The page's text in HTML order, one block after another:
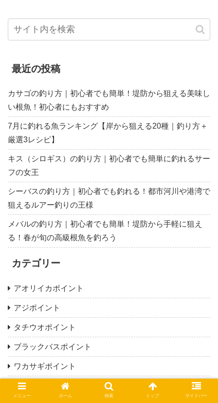
最近の投稿
カサゴの釣り方｜初心者でも簡単！堤防から狙える美味し
い根魚！初心者にもおすすめ
7月に釣れる魚ランキング【岸から狙える20種｜釣り方＋
厳選3レシピ】
キス（シロギス）の釣り方｜初心者でも簡単に釣れるサー
フの女王
シーバスの釣り方｜初心者でも釣れる！都市河川や港湾で
狙えるルアー釣りの王様
メバルの釣り方｜初心者でも簡単！堤防から手軽に狙え
る！春が旬の高級根魚を釣ろう
カテゴリー
アオリイカポイント
アジポイント
タチウオポイント
ブラックバスポイント
ワカサギポイント
三重県の釣り場一覧
メニュー ホーム 検索 トップ サイドバー